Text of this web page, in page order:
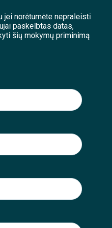
jei norėtumėte nepraleisti
paskelbtas datas,
šių mokymų priminimą